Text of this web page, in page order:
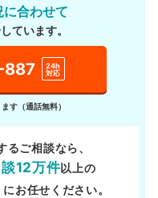
合わせて
ています。
24h
対応
す（通話無料）
ご相談なら、
12万件以上の
にお任せください。